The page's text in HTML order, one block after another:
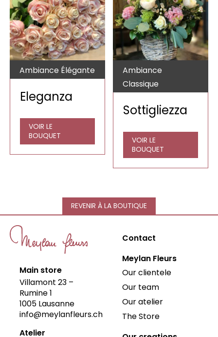
Ambiance Élégante
Eleganza
VOIR LE
BOUQUET
Ambiance
Classique
Sottigliezza
VOIR LE
BOUQUET
REVENIR À LA BOUTIQUE
Main store
Villamont 23 –
Rumine 1
1005 Lausanne
info@meylanfleurs.ch
Atelier
Contact
Meylan Fleurs
Our clientele
Our team
Our atelier
The Store